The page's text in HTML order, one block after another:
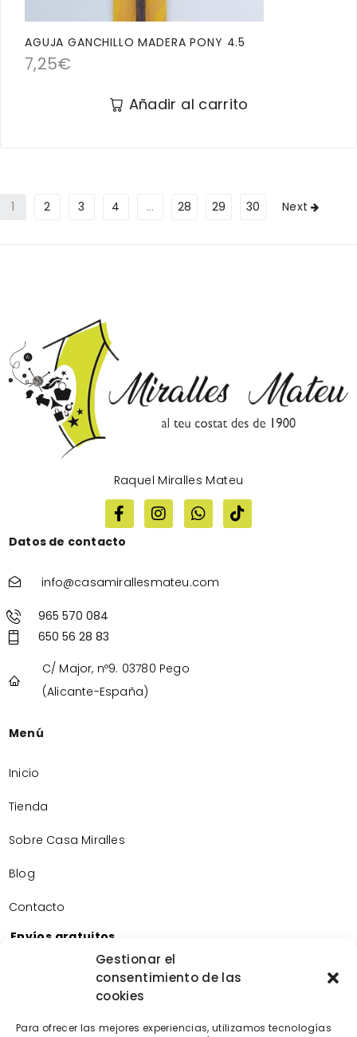
Gestionar el
consentimiento de las
cookies
Para ofrecer las mejores experiencias, utilizamos tecnologías
AGUJA GANCHILLO MADERA PONY 4.5
7,25€
Añadir al carrito
1 2 3 4 … 28 29 30 Next
Raquel Miralles Mateu
Datos de contacto
info@casamirallesmateu.com
965 570 084
650 56 28 83
C/ Major, nº9. 03780 Pego
(Alicante-España)
Menú
Inicio
Tienda
Sobre Casa Miralles
Blog
Contacto
Envíos gratuitos
Envíos gratuitos por la compra de más de 60€.
Devoluciones gratuitas
Devoluciones gratuitas en nuestra tienda física.
Pago seguro